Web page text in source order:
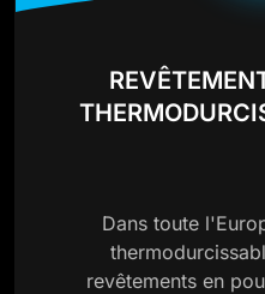
Dans toute
revêtements en